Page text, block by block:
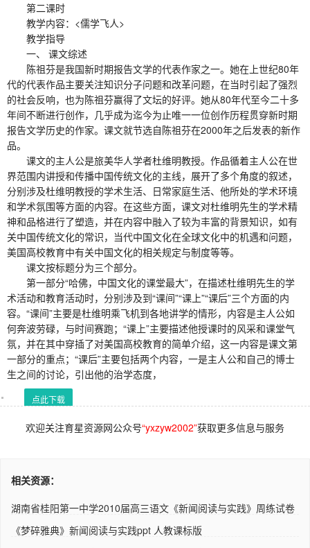
第二课时
教学内容：<儒学飞人>
教学指导
一、 课文综述
陈祖芬是我国新时期报告文学的代表作家之一。她在上世纪80年
代的代表作品主要关注知识分子问题和改革问题，在当时引起了强烈
的社会反响，也为陈祖芬赢得了文坛的好评。她从80年代至今二十多
年间不断进行创作，几乎成为迄今为止唯一一位创作历程贯穿新时期
报告文学历史的作家。课文就节选自陈祖芬在2000年之后发表的新作
品。
课文的主人公是旅美华人学者杜维明教授。作品循着主人公在世
界范围内讲授和传播中国传统文化的主线，展开了多个角度的叙述，
分别涉及杜维明教授的学术生活、日常家庭生活、他所处的学术环境
和学术氛围等方面的内容。在这些方面，课文对杜维明先生的学术精
神和品格进行了塑造，并在内容中融入了较为丰富的背景知识，如有
关中国传统文化的常识，当代中国文化在全球文化中的机遇和问题，
美国高校教育中有关中国文化的相关规定与制度等等。
课文按标题分为三个部分。
第一部分“哈佛，中国文化的课堂最大”，在描述杜维明先生的学
术活动和教育活动时，分别涉及到“课间”“课上”“课后”三个方面的内
容。“课间”主要是杜维明乘飞机到各地讲学的情形，内容是主人公如
何奔波劳碌，与时间赛跑；“课上”主要描述他授课时的风采和课堂气
氛，并在其中穿插了对美国高校教育的简单介绍，这一内容是课文第
一部分的重点；“课后”主要包括两个内容，一是主人公和自己的博士
生之间的讨论，引出他的治学态度，
点此下载
欢迎关注育星资源网公众号“yxzyw2002”获取更多信息与服务
相关资源：
湖南省桂阳第一中学2010届高三语文《新闻阅读与实践》周练试卷
《梦碎雅典》新闻阅读与实践ppt 人教课标版